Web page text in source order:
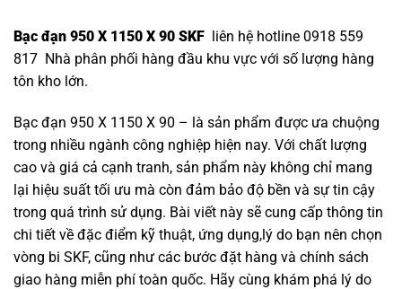
Bạc đạn 950 X 1150 X 90 SKF liên hệ hotline 0918 559
817 Nhà phân phối hàng đầu khu vực với số lượng hàng
tôn kho lớn.
Bạc đạn 950 X 1150 X 90 – là sản phẩm được ưa chuộng
trong nhiều ngành công nghiệp hiện nay. Với chất lượng
cao và giá cả cạnh tranh, sản phẩm này không chỉ mang
lại hiệu suất tối ưu mà còn đảm bảo độ bền và sự tin cậy
trong quá trình sử dụng. Bài viết này sẽ cung cấp thông tin
chi tiết về đặc điểm kỹ thuật, ứng dụng,lý do bạn nên chọn
vòng bi SKF, cũng như các bước đặt hàng và chính sách
giao hàng miễn phí toàn quốc. Hãy cùng khám phá lý do